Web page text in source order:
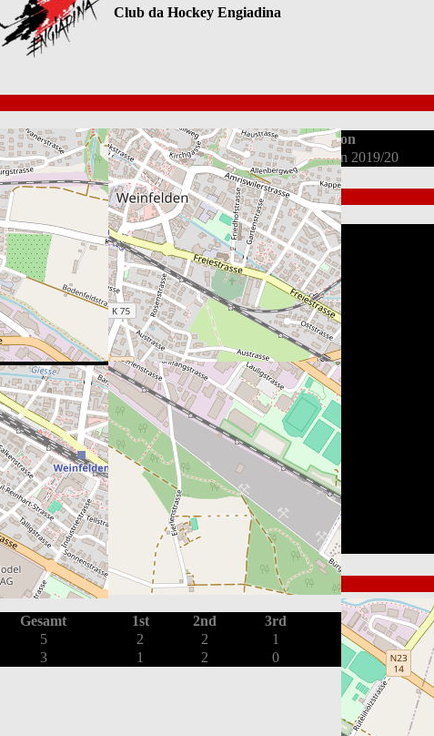
Club da Hockey Engiadina
Liga
Saison
2. Liga OST Qualifikation 2019/20
Switzerland
Gesamt 1st 2nd 3rd
Endstand
5 2 2
1
3 1 2 0